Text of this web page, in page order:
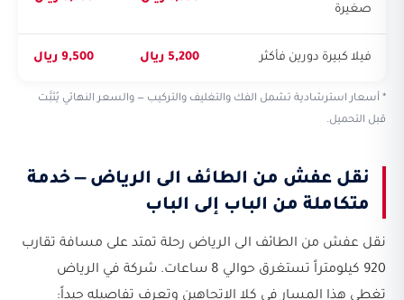
صغيرة
فيلا كبيرة دورين فأكثر 5,200 ريال 9,500 ريال
* أسعار استرشادية تشمل الفك والتغليف والتركيب — والسعر النهائي يُثبَّت
قبل التحميل.
نقل عفش من الطائف الى الرياض — خدمة
متكاملة من الباب إلى الباب
نقل عفش من الطائف الى الرياض رحلة تمتد على مسافة تقارب
920 كيلومتراً تستغرق حوالي 8 ساعات. شركة في الرياض
تغطي هذا المسار في كلا الاتجاهين وتعرف تفاصيله جيداً: